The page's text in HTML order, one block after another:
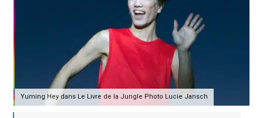
Yuming Hey dans Le Livre de la Jungle Photo Lucie Jansch